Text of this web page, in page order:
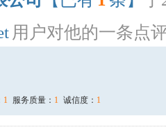
用户对他的一条点
1 服务质量： 1 诚信度： 1